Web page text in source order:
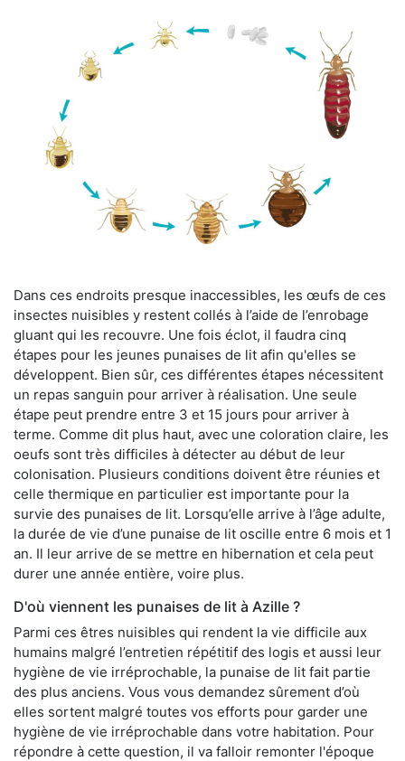
Dans ces endroits presque inaccessibles, les œufs de ces
insectes nuisibles y restent collés à l’aide de l’enrobage
gluant qui les recouvre. Une fois éclot, il faudra cinq
étapes pour les jeunes punaises de lit afin qu'elles se
développent. Bien sûr, ces différentes étapes nécessitent
un repas sanguin pour arriver à réalisation. Une seule
étape peut prendre entre 3 et 15 jours pour arriver à
terme. Comme dit plus haut, avec une coloration claire, les
oeufs sont très difficiles à détecter au début de leur
colonisation. Plusieurs conditions doivent être réunies et
celle thermique en particulier est importante pour la
survie des punaises de lit. Lorsqu’elle arrive à l’âge adulte,
la durée de vie d’une punaise de lit oscille entre 6 mois et 1
an. Il leur arrive de se mettre en hibernation et cela peut
durer une année entière, voire plus.
D'où viennent les punaises de lit à Azille ?
Parmi ces êtres nuisibles qui rendent la vie difficile aux
humains malgré l’entretien répétitif des logis et aussi leur
hygiène de vie irréprochable, la punaise de lit fait partie
des plus anciens. Vous vous demandez sûrement d’où
elles sortent malgré toutes vos efforts pour garder une
hygiène de vie irréprochable dans votre habitation. Pour
répondre à cette question, il va falloir remonter l'époque